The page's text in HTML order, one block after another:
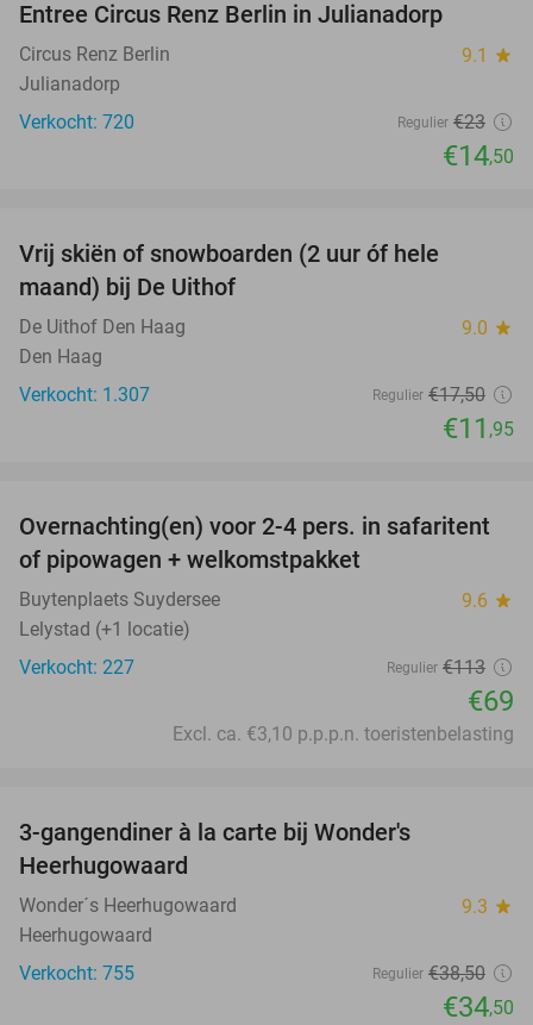
Entree Circus Renz Berlin in Julianadorp
Circus Renz Berlin 9.1 star
Julianadorp
Verkocht: 720
Regulier €23
€14,50
Vrij skiën of snowboarden (2 uur óf hele
maand) bij De Uithof
De Uithof Den Haag 9.0 star
Den Haag
Verkocht: 1.307
Regulier €17,50
€11 ,95
39%
Overnachting(en) voor 2-4 pers. in safaritent
of pipowagen + welkomstpakket
Buytenplaets Suydersee 9.6 star
Lelystad (+1 locatie)
Verkocht: 227
Regulier €113
€69
Excl. ca. €3,10 p.p.p.n. toeristenbelasting
3-gangendiner à la carte bij Wonder's
Heerhugowaard
Wonder´s Heerhugowaard 9.3 star
Heerhugowaard
Verkocht: 755
Regulier €38,50
€34,50